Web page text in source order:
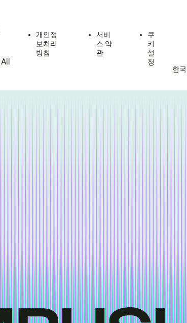
All
개인정
보처리
방침
서비
스 약
관
쿠
키
설
정
한